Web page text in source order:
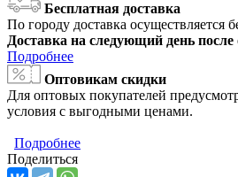
Бесплатная доставка
По городу доставка осуществляется
Доставка на следующий день
Подробнее
Оптовикам скидки
Для оптовых покупателей
условия с выгодными ценами.
Подробнее
Поделиться